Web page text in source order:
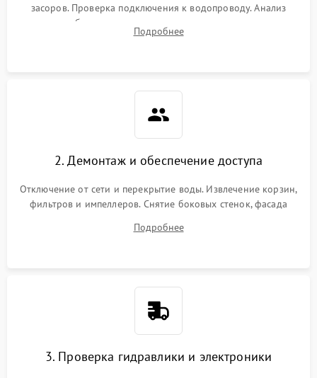
засоров. Проверка подключения к водопроводу. Анализ
жалоб на отсутствие слива, нагрева, вращения
разбрызгивателей или срабатывание системы защиты
Подробнее
2. Демонтаж и обеспечение доступа
Отключение от сети и перекрытие воды. Извлечение корзин,
фильтров и импеллеров. Снятие боковых стенок, фасада
циркуляционному насосу, ТЭНу и сливной помпе.
Подробнее
3. Проверка гидравлики и электроники